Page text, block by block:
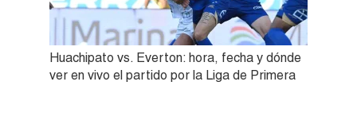
Huachipato vs. Everton: hora, fecha y dónde
ver en vivo el partido por la Liga de Primera